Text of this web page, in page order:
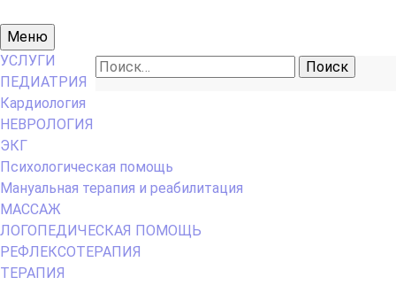
Основное
меню
Меню
Найти:
УСЛУГИ
ПЕДИАТРИЯ
Кардиология
НЕВРОЛОГИЯ
ЭКГ
Психологическая помощь
Мануальная терапия и реабилитация
МАССАЖ
ЛОГОПЕДИЧЕСКАЯ ПОМОЩЬ
РЕФЛЕКСОТЕРАПИЯ
ТЕРАПИЯ